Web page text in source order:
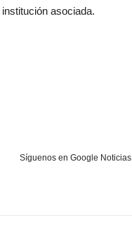
asociada.
Síguenos en Google Noticias